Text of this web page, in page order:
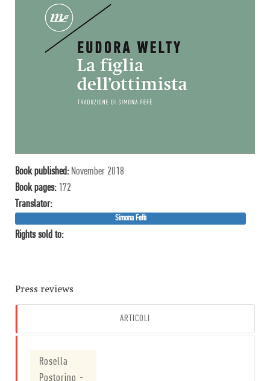
Book published: November 2018
Book pages: 172
Translator:
Simona Fefè
Rights sold to:
Press reviews
ARTICOLI
Rosella
Postorino -